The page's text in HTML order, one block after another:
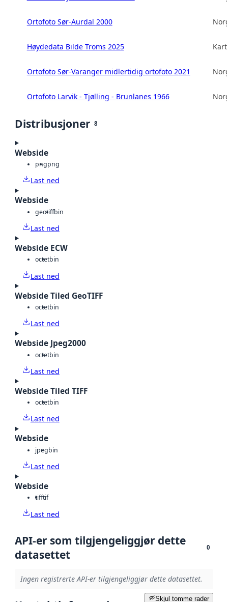
Ortofoto Sør-Aurdal 2000
Høydedata Bilde Troms 2025
Ortofoto Sør-Varanger midlertidig ortofoto 2021
Ortofoto Larvik - Tjølling - Brunlanes 1966
Distribusjoner 8
Webside
pngpng
Last ned
Webside
geotiffbin
Last ned
Webside ECW
octetbin
Last ned
Webside Tiled GeoTIFF
octetbin
Last ned
Webside Jpeg2000
octetbin
Last ned
Webside Tiled TIFF
octetbin
Last ned
Webside
jpegbin
Last ned
Webside
tifftif
Last ned
API-er som tilgjengeliggjør dette
datasettet
0
Ingen registrerte API-er tilgjengeliggjør dette datasettet.
Skjul tomme rader